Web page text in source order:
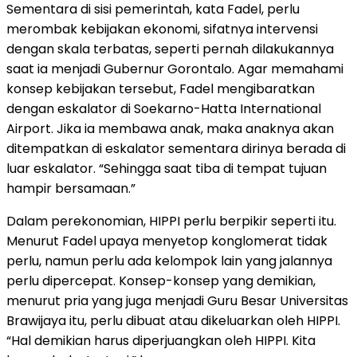
Sementara di sisi pemerintah, kata Fadel, perlu
merombak kebijakan ekonomi, sifatnya intervensi
dengan skala terbatas, seperti pernah dilakukannya
saat ia menjadi Gubernur Gorontalo. Agar memahami
konsep kebijakan tersebut, Fadel mengibaratkan
dengan eskalator di Soekarno-Hatta International
Airport. Jika ia membawa anak, maka anaknya akan
ditempatkan di eskalator sementara dirinya berada di
luar eskalator. “Sehingga saat tiba di tempat tujuan
hampir bersamaan.”
Dalam perekonomian, HIPPI perlu berpikir seperti itu.
Menurut Fadel upaya menyetop konglomerat tidak
perlu, namun perlu ada kelompok lain yang jalannya
perlu dipercepat. Konsep-konsep yang demikian,
menurut pria yang juga menjadi Guru Besar Universitas
Brawijaya itu, perlu dibuat atau dikeluarkan oleh HIPPI.
“Hal demikian harus diperjuangkan oleh HIPPI. Kita